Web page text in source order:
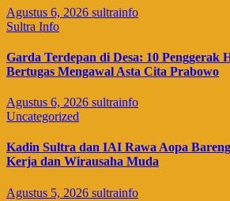
Agustus 6, 2026 sultrainfo
Sultra Info
Garda Terdepan di Desa: 10 Penggerak
Bertugas Mengawal Asta Cita Prabowo
Agustus 6, 2026 sultrainfo
Uncategorized
Kadin Sultra dan IAI Rawa Aopa
Kerja dan Wirausaha Muda
Agustus 5, 2026 sultrainfo